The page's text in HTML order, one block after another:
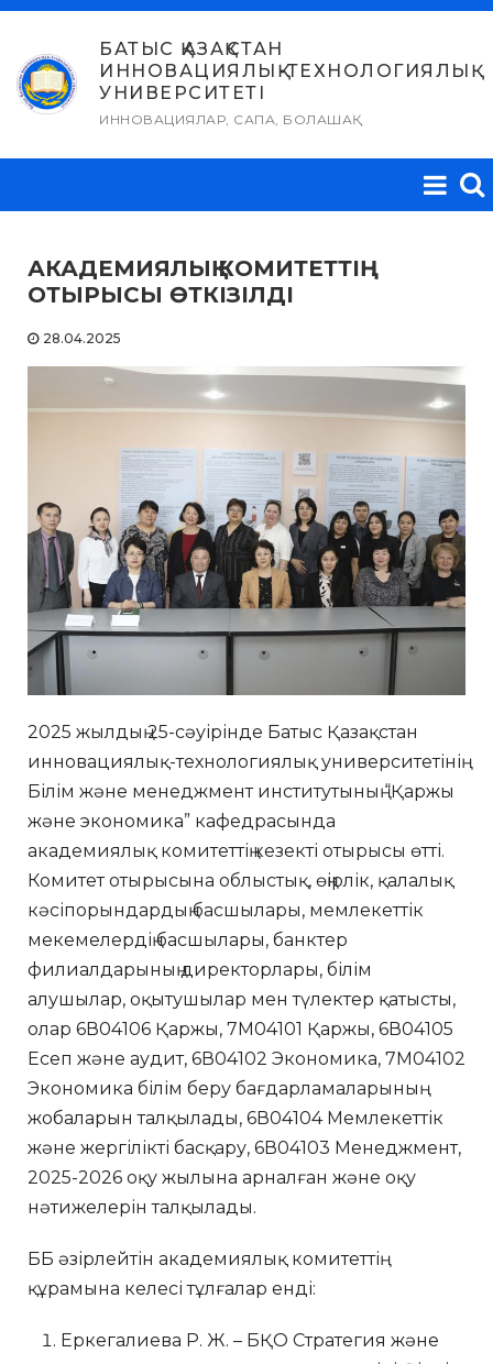
Skip
content
БАТЫС ҚАЗАҚСТАН
ИННОВАЦИЯЛЫҚ-ТЕХНОЛОГИЯЛЫҚ
УНИВЕРСИТЕТІ
ИННОВАЦИЯЛАР, САПА, БОЛАШАҚ
АКАДЕМИЯЛЫҚ КОМИТЕТТІҢ
ОТЫРЫСЫ ӨТКІЗІЛДІ
28.04.2025
2025 жылдың 25-сәуірінде Батыс Қазақстан
инновациялық-технологиялық университетінің
Білім және менеджмент институтының “Қаржы
және экономика” кафедрасында
академиялық комитеттің кезекті отырысы өтті.
Комитет отырысына облыстық, өңірлік, қалалық
кәсіпорындардың басшылары, мемлекеттік
мекемелердің басшылары, банктер
филиалдарының директорлары, білім
алушылар, оқытушылар мен түлектер қатысты,
олар 6В04106 Қаржы, 7М04101 Қаржы, 6В04105
Есеп және аудит, 6В04102 Экономика, 7М04102
Экономика білім беру бағдарламаларының
жобаларын талқылады, 6В04104 Мемлекеттік
және жергілікті басқару, 6В04103 Менеджмент,
2025-2026 оқу жылына арналған және оқу
нәтижелерін талқылады.
ББ әзірлейтін академиялық комитеттің
құрамына келесі тұлғалар енді:
Еркегалиева Р. Ж. – БҚО Стратегия және